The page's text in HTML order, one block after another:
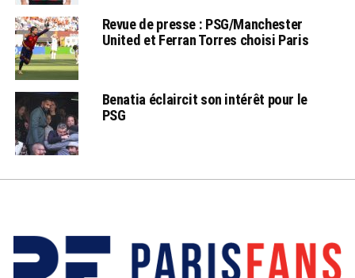
Revue de presse : PSG/Manchester
United et Ferran Torres choisi Paris
Benatia éclaircit son intérêt pour le
PSG